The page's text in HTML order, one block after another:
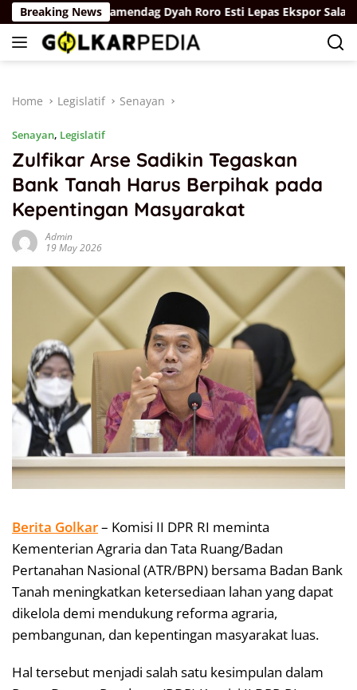
Skip
to
content
Breaking NewsWamendag Dyah Roro Esti Lepas Ekspor Salak Bali
Home Legislatif Senayan
Senayan, Legislatif
Zulfikar Arse Sadikin Tegaskan
Bank Tanah Harus Berpihak pada
Kepentingan Masyarakat
Admin
19 May 2026
Berita Golkar– Komisi II DPR RI meminta
Kementerian Agraria dan Tata Ruang/Badan
Pertanahan Nasional (ATR/BPN) bersama Badan Bank
Tanah meningkatkan ketersediaan lahan yang dapat
dikelola demi mendukung reforma agraria,
pembangunan, dan kepentingan masyarakat luas.
Hal tersebut menjadi salah satu kesimpulan dalam